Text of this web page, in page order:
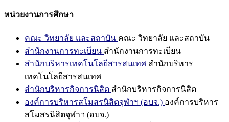
หน่วยงานการศึกษา
คณะ วิทยาลัย และสถาบัน คณะ วิทยาลัย และสถาบัน
สำนักงานการทะเบียน สำนักงานการทะเบียน
สำนักบริหารเทคโนโลยีสารสนเทศ สำนักบริหาร
เทคโนโลยีสารสนเทศ
สำนักบริหารกิจการนิสิต สำนักบริหารกิจการนิสิต
องค์การบริหารสโมสรนิสิตจุฬาฯ (อบจ.) องค์การบริหาร
สโมสรนิสิตจุฬาฯ (อบจ.)